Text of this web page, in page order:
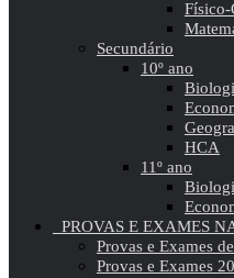
Secundário
10º ano
HCA
11º ano
PROVAS E EXAMES
Provas e Exames
Provas e Exames